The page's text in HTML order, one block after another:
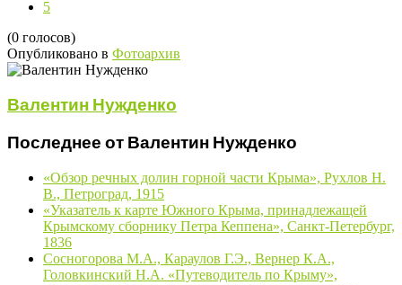
5
(0 голосов)
Опубликовано в Фотоархив
Валентин Нужденко
Последнее от Валентин Нужденко
«Обзор речных долин горной части Крыма», Рухлов Н.
В., Петроград, 1915
«Указатель к карте Южного Крыма, принадлежащей
Крымскому сборнику Петра Кеппена», Санкт-Петербург,
1836
Сосногорова М.А., Караулов Г.Э., Вернер К.А.,
Головкинский Н.А. «Путеводитель по Крыму»,